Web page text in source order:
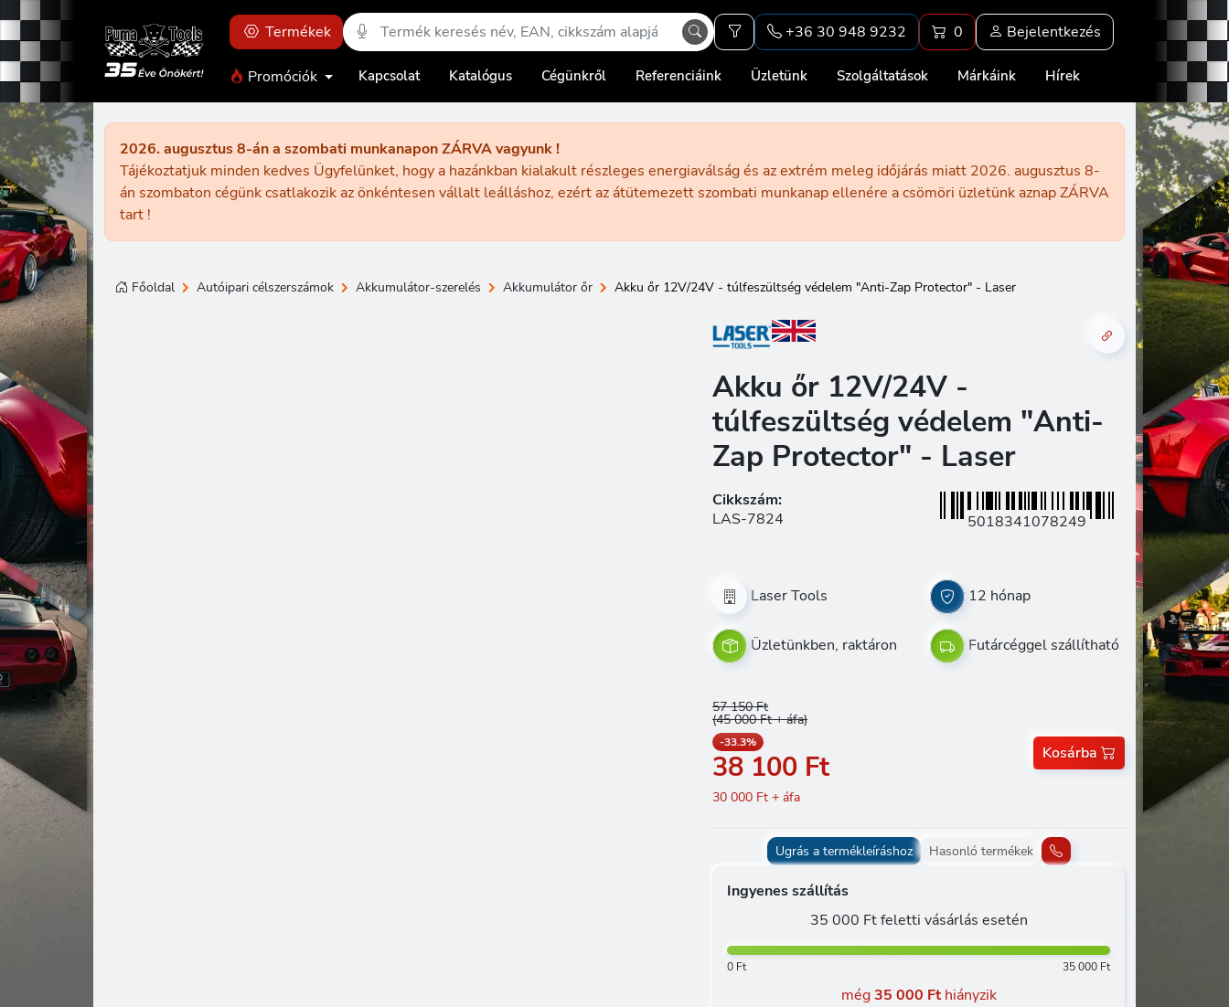
Termékek +36 30 948 9232 0 Bejelentkezés
Promóciók Kapcsolat Katalógus Cégünkről Referenciáink Üzletünk Szolgáltatások Márkáink Hírek
2026. augusztus 8-án a szombati munkanapon ZÁRVA vagyunk !
Tájékoztatjuk minden kedves Ügyfelünket, hogy a hazánkban kialakult részleges energiaválság és az extrém meleg időjárás miatt 2026. augusztus 8-
án szombaton cégünk csatlakozik az önkéntesen vállalt leálláshoz, ezért az átütemezett szombati munkanap ellenére a csömöri üzletünk aznap ZÁRVA
tart !
Főoldal Autóipari célszerszámok Akkumulátor-szerelés Akkumulátor őr Akku őr 12V/24V - túlfeszültség védelem "Anti-Zap Protector" - Laser
Akku őr 12V/24V -
túlfeszültség védelem "Anti-
Zap Protector" - Laser
Cikkszám:
LAS-7824
5018341078249
Laser Tools 12 hónap
Üzletünkben, raktáron Futárcéggel szállítható
57 150 Ft
(45 000 Ft + áfa)
-33.3%
38 100 Ft
30 000 Ft + áfa
Kosárba
Ugrás a termékleíráshoz Hasonló termékek
Ingyenes szállítás
35 000 Ft feletti vásárlás esetén
0 Ft 35 000 Ft
még35 000 Fthiányzik